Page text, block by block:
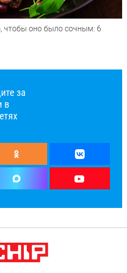
чтобы оно было сочным: 6
за
в